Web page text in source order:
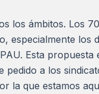
los ámbitos. Los
especialmente los
Esta
pedido a los
la que estamos